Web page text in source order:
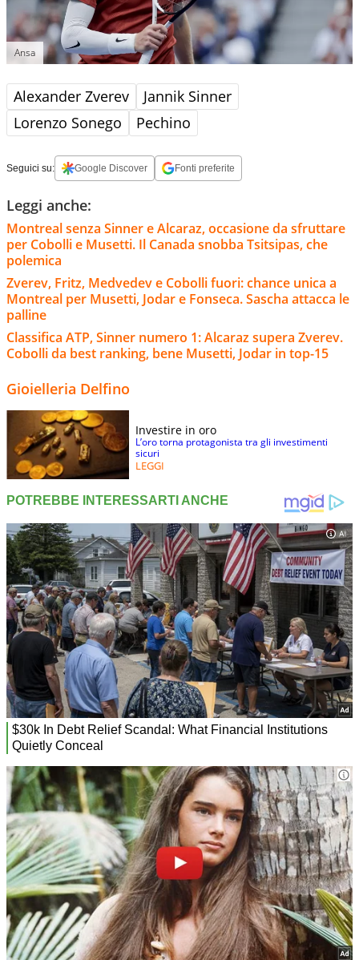
Ansa
Alexander Zverev
Jannik Sinner
Lorenzo Sonego
Pechino
Seguici su: Google Discover Fonti preferite
Leggi anche:
Montreal senza Sinner e Alcaraz, occasione da sfruttare
per Cobolli e Musetti. Il Canada snobba Tsitsipas, che
polemica
Zverev, Fritz, Medvedev e Cobolli fuori: chance unica a
Montreal per Musetti, Jodar e Fonseca. Sascha attacca le
palline
Classifica ATP, Sinner numero 1: Alcaraz supera Zverev.
Cobolli da best ranking, bene Musetti, Jodar in top-15
Gioielleria Delfino
Investire in oro
L’oro torna protagonista tra gli investimenti
sicuri
LEGGI